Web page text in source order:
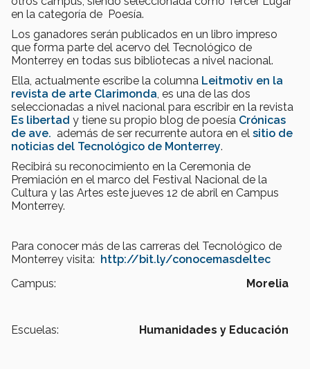
en la categoría de Poesía.
Los ganadores serán publicados en un libro impreso
que forma parte del acervo del Tecnológico de
Monterrey en todas sus bibliotecas a nivel nacional.
Ella, actualmente escribe la columna Leitmotiv en la
revista de arte Clarimonda, es una de las dos
seleccionadas a nivel nacional para escribir en la revista
Es libertad y tiene su propio blog de poesía Crónicas
de ave. además de ser recurrente autora en el sitio de
noticias del Tecnológico de Monterrey.
Recibirá su reconocimiento en la Ceremonia de
Premiación en el marco del Festival Nacional de la
Cultura y las Artes este jueves 12 de abril en Campus
Monterrey.
Para conocer más de las carreras del Tecnológico de
Monterrey visita: http://bit.ly/conocemasdeltec
Campus:
Morelia
Escuelas: Humanidades y Educación